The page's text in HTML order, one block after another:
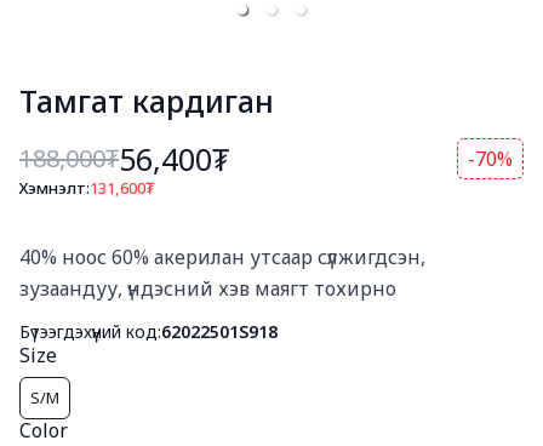
Тамгат кардиган
188,000₮56,400₮ -70%
Хэмнэлт:131,600₮
40% ноос 60% акерилан утсаар сүлжигдсэн,
зузаандуу, үндэсний хэв маягт тохирно
Бүтээгдэхүүний код:62022501S918
Size
S/M
Color